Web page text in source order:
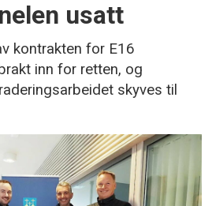
usatt
kontrakten for E16
inn for retten, og
skyves til